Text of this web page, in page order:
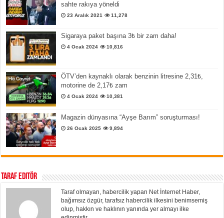
sahte rakıya yöneldi
23 Aralık 2021 11,278
Sigaraya paket başına 3₺ bir zam daha!
4 Ocak 2024 10,816
ÖTV’den kaynaklı olarak benzinin litresine 2,31₺,
motorine de 2,17₺ zam
4 Ocak 2024 10,381
Magazin dünyasına “Ayşe Barım” soruşturması!
26 Ocak 2025 9,894
Taraf Editör
Taraf olmayan, habercilik yapan Net İnternet Haber,
bağımsız özgür, tarafsız habercilik ilkesini benimsemiş
olup, hakkın ve haklının yanında yer almayı ilke